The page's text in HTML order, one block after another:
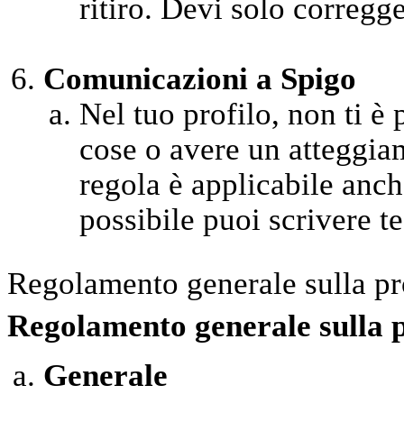
ritiro. Devi solo
Comunicazioni a Spigo
Nel tuo profilo, non ti è
cose o avere un
regola è applicabile
possibile puoi scrivere
Regolamento generale sulla
Regolamento generale sulla
Generale